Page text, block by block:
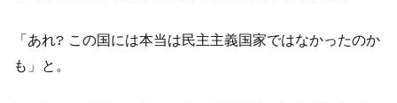
「あれ? この国には本当は民主主義国家ではなかったのか
も」と。